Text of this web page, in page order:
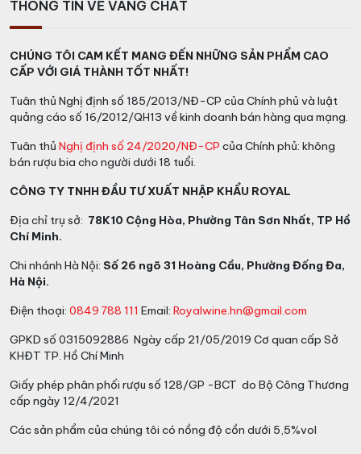
THÔNG TIN VỀ VANG CHẤT
CHÚNG TÔI CAM KẾT MANG ĐẾN NHỮNG SẢN PHẨM CAO
CẤP VỚI GIÁ THÀNH TỐT NHẤT!
Tuân thủ Nghị định số 185/2013/NĐ-CP của Chính phủ và luật
quảng cáo số 16/2012/QH13 về kinh doanh bán hàng qua mạng.
Tuân thủ Nghị định số 24/2020/NĐ-CP của Chính phủ: không
bán rượu bia cho người dưới 18 tuổi.
CÔNG TY TNHH ĐẦU TƯ XUẤT NHẬP KHẨU ROYAL
Địa chỉ trụ sở: 78K10 Cộng Hòa, Phường Tân Sơn Nhất, TP Hồ
Chí Minh.
Chi nhánh Hà Nội: Số 26 ngõ 31 Hoàng Cầu, Phường Đống Đa,
Hà Nội.
Điện thoại: 0849 788 111 Email: Royalwine.hn@gmail.com
GPKD số 0315092886 Ngày cấp 21/05/2019 Cơ quan cấp Sở
KHĐT TP. Hồ Chí Minh
Giấy phép phân phối rượu số 128/GP -BCT do Bộ Công Thương
cấp ngày 12/4/2021
Các sản phẩm của chúng tôi có nồng độ cồn dưới 5,5%vol